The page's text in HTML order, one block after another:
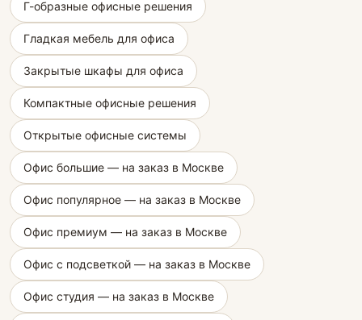
Г-образные офисные решения
Гладкая мебель для офиса
Закрытые шкафы для офиса
Компактные офисные решения
Открытые офисные системы
Офис большие — на заказ в Москве
Офис популярное — на заказ в Москве
Офис премиум — на заказ в Москве
Офис с подсветкой — на заказ в Москве
Офис студия — на заказ в Москве